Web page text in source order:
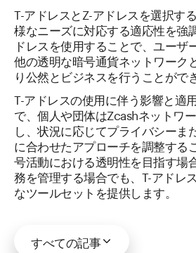
T-アドレスとZ-アドレスを選択す
様なニーズに対応する適応性を強
ドレスを使用することで、ユーザ
他の透明な暗号通貨ネットワーク
り公然とビジネスを行うことができ
T-アドレスの使用に伴う影響と適
で、個人や団体はZcashネットワ
し、状況に応じてプライバシーま
に合わせたアプローチを調整する
号活動における透明性を目指す場
務を管理する場合でも、T-アドレ
なツールセットを提供します。
すべての記事